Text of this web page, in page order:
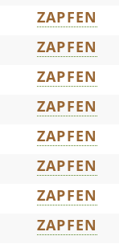
ZAPFEN
ZAPFEN
ZAPFEN
ZAPFEN
ZAPFEN
ZAPFEN
ZAPFEN
ZAPFEN